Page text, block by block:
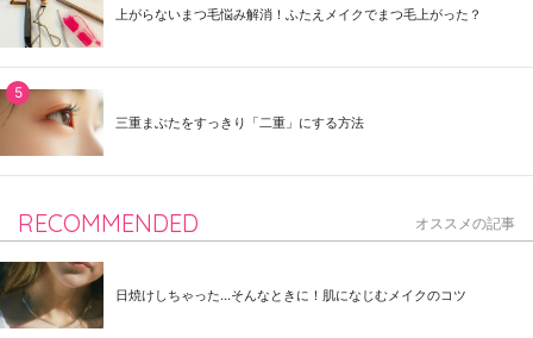
上がらないまつ毛悩み解消！ふたえメイクでまつ毛上がった？
三重まぶたをすっきり「二重」にする方法
RECOMMENDED オススメの記事
日焼けしちゃった...そんなときに！肌になじむメイクのコツ